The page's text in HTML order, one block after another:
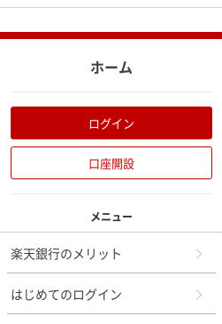
ホーム
ログイン
口座開設
メニュー
楽天銀行のメリット
はじめてのログイン